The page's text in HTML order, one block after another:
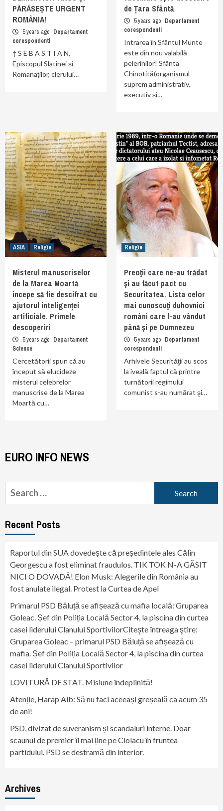
PĂRĂSEȘTE URGENT
ROMÂNIA!
5 years ago Departament
corespondenti
† S E B A S T I A N,
Episcopul Slatinei și
Romanaților, clerului…
de Țara Sfântă
5 years ago Departament
corespondenti
Intrarea în Sfântul Munte
este din nou valabilă
pelerinilor! Sfânta
Chinotită(organismul
suprem administrativ,
executiv și…
ASIA Religie
Misterul manuscriselor
de la Marea Moartă
începe să fie descifrat cu
ajutorul inteligenței
artificiale. Primele
descoperiri
5 years ago Departament
Science
Cercetătorii spun că au
început să elucideze
misterul celebrelor
manuscrise de la Marea
Moartă cu…
Religie
Preoţii care ne-au trădat
şi au făcut pact cu
Securitatea. Lista celor
mai cunoscuţi duhovnici
români care l-au vândut
până şi pe Dumnezeu
5 years ago Departament
corespondenti
Arhivele Securităţii au scos
la iveală faptul că printre
turnătorii regimului
comunist s-au numărat şi…
EURO INFO NEWS
Search
for:
Recent Posts
Raportul din SUA dovedește că președintele ales Călin
Georgescu a fost eliminat fraudulos. TIK TOK N-A GĂSIT
NICI O DOVADĂ! Elon Musk: Alegerile din România au
fost anulate ilegal. Protest la Curtea de Apel
Primarul PSD Băluță se afișează cu mafia locală: Gruparea
Goleac. Șef din Poliția Locală Sector 4, la piscina din curtea
casei liderului Clanului SportivilorCiteşte întreaga ştire:
Gruparea Goleac – primarul PSD Băluță se afișează cu
mafia. Șef din Poliția Locală Sector 4, la piscina din curtea
casei liderului Clanului Sportivilor
LOVITURĂ DE STAT. Misiune îndeplinită!
Atenție, Harap Alb: Să nu faci aceeași greșeală ca acum 35
de ani!
PSD, divizat de suveranism și scandaluri interne. Doar
scaunul de premier îl mai ține pe Ciolacu în fruntea
partidului. PSD se destramă din interior.
Archives